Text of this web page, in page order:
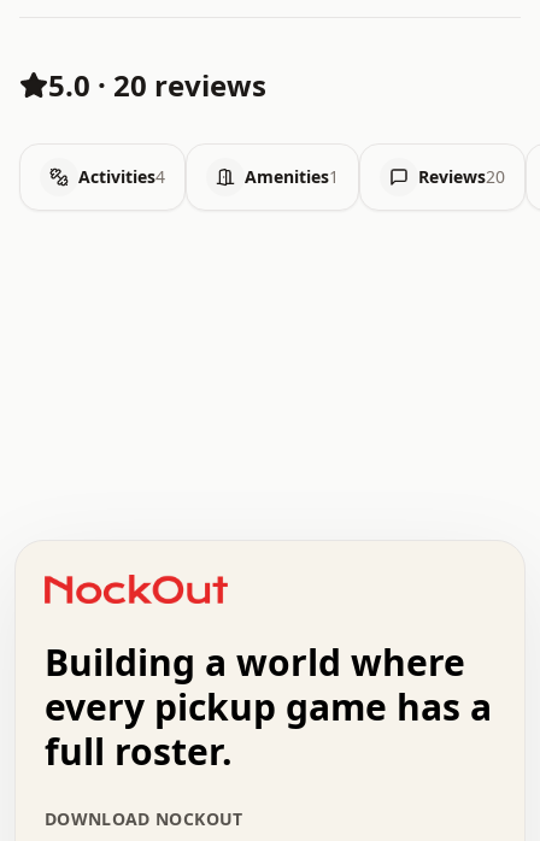
5.0 · 20 reviews
Activities4 Amenities1 Reviews20
+   .   .   .   .   .   .   .   .   .   +   .   .
.   .   .   .   .   .   .   .   .   .   .   :   .
.   .   .   .   +   .   .   .   .   .   .   .   +
.   :   .   .   .   .   .   .   .   .   o   .   .
.   .   x   .   .   .   .   .   .   :   .   .   o
.   .   .   .   :   .   .   .   .   o   .   .   .
.   .   .   .   .   .   .   :   .   .   .   .   .
Building a world where
every pickup game has a
full roster.
DOWNLOAD NOCKOUT